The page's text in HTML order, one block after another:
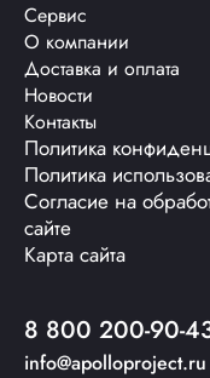
Сервис
О компании
Доставка и оплата
Новости
Контакты
Политика
Политика
Согласие на
сайте
Карта сайта
8 800 200-90-
info@apolloproject.ru